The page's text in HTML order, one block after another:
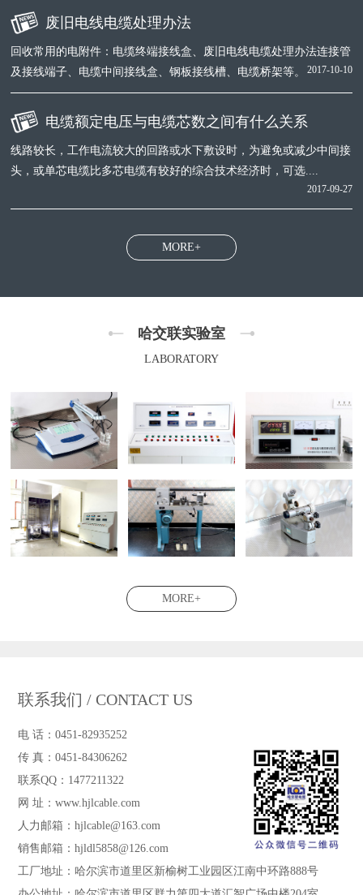
废旧电线电缆处理办法
回收常用的电附件：电缆终端接线盒、废旧电线电缆处理办法连接管
及接线端子、电缆中间接线盒、钢板接线槽、电缆桥架等。
2017-10-10
电缆额定电压与电缆芯数之间有什么关系
线路较长，工作电流较大的回路或水下敷设时，为避免或减少中间接
头，或单芯电缆比多芯电缆有较好的综合技术经济时，可选....
2017-09-27
MORE+
哈交联实验室
LABORATORY
MORE+
联系我们 / CONTACT US
电 话：0451-82935252
传 真：0451-84306262
联系QQ：1477211322
网 址：www.hjlcable.com
人力邮箱：hjlcable@163.com
销售邮箱：hjldl5858@126.com
工厂地址：哈尔滨市道里区新榆树工业园区江南中环路888号